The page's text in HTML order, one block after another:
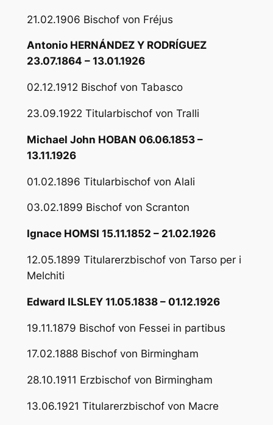
21.02.1906 Bischof von Fréjus
Antonio HERNÁNDEZ Y RODRÍGUEZ
23.07.1864 – 13.01.1926
02.12.1912 Bischof von Tabasco
23.09.1922 Titularbischof von Tralli
Michael John HOBAN 06.06.1853 –
13.11.1926
01.02.1896 Titularbischof von Alali
03.02.1899 Bischof von Scranton
Ignace HOMSI 15.11.1852 – 21.02.1926
12.05.1899 Titularerzbischof von Tarso per i
Melchiti
Edward ILSLEY 11.05.1838 – 01.12.1926
19.11.1879 Bischof von Fessei in partibus
17.02.1888 Bischof von Birmingham
28.10.1911 Erzbischof von Birmingham
13.06.1921 Titularerzbischof von Macre